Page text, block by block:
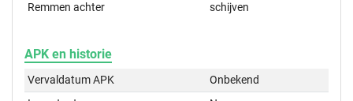
Remmen achter
schijven
APK en historie
Vervaldatum APK
Onbekend